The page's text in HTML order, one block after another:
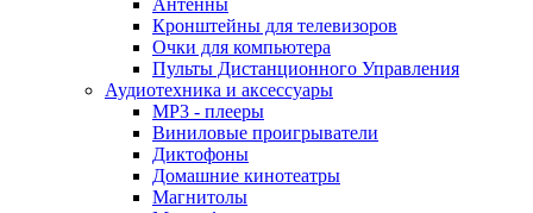
Антенны
Кронштейны для телевизоров
Очки для компьютера
Пульты Дистанционного Управления
Аудиотехника и аксессуары
MP3 - плееры
Виниловые проигрыватели
Диктофоны
Домашние кинотеатры
Магнитолы